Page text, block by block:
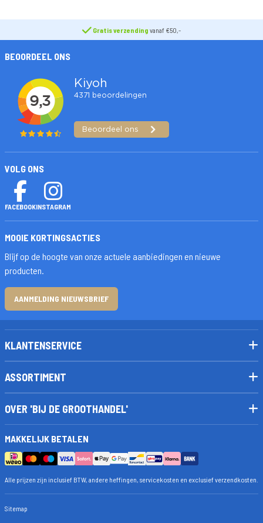
Gratis verzending vanaf €50,-
BEOORDEEL ONS
VOLG ONS
FACEBOOKINSTAGRAM
MOOIE KORTINGSACTIES
Blijf op de hoogte van onze actuele aanbiedingen en nieuwe
producten.
AANMELDING NIEUWSBRIEF
KLANTENSERVICE
ASSORTIMENT
OVER 'BIJ DE GROOTHANDEL'
MAKKELIJK BETALEN
Alle prijzen zijn inclusief BTW, andere heffingen, servicekosten en exclusief verzendkosten.
Sitemap